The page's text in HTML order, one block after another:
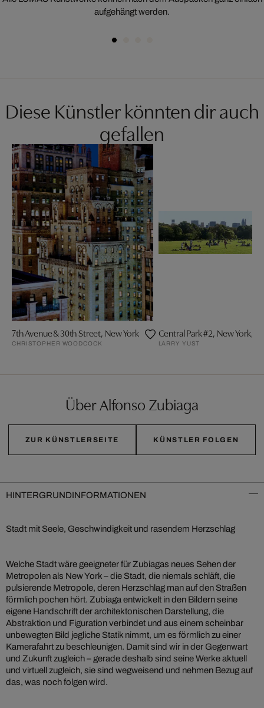
aufgehängt werden.
Diese Künstler könnten dir auch
gefallen
7th Avenue & 30th Street, New York
CHRISTOPHER WOODCOCK
Central Park #2, New York,
LARRY YUST
Über Alfonso Zubiaga
ZUR KÜNSTLERSEITE KÜNSTLER FOLGEN
HINTERGRUNDINFORMATIONEN
Stadt mit Seele, Geschwindigkeit und rasendem Herzschlag
Welche Stadt wäre geeigneter für Zubiagas neues Sehen der
Metropolen als New York – die Stadt, die niemals schläft, die
pulsierende Metropole, deren Herzschlag man auf den Straßen
förmlich pochen hört. Zubiaga entwickelt in den Bildern seine
eigene Handschrift der architektonischen Darstellung, die
Abstraktion und Figuration verbindet und aus einem scheinbar
unbewegten Bild jegliche Statik nimmt, um es förmlich zu einer
Kamerafahrt zu beschleunigen. Damit sind wir in der Gegenwart
und Zukunft zugleich – gerade deshalb sind seine Werke aktuell
und virtuell zugleich, sie sind wegweisend und nehmen Bezug auf
das, was noch folgen wird.